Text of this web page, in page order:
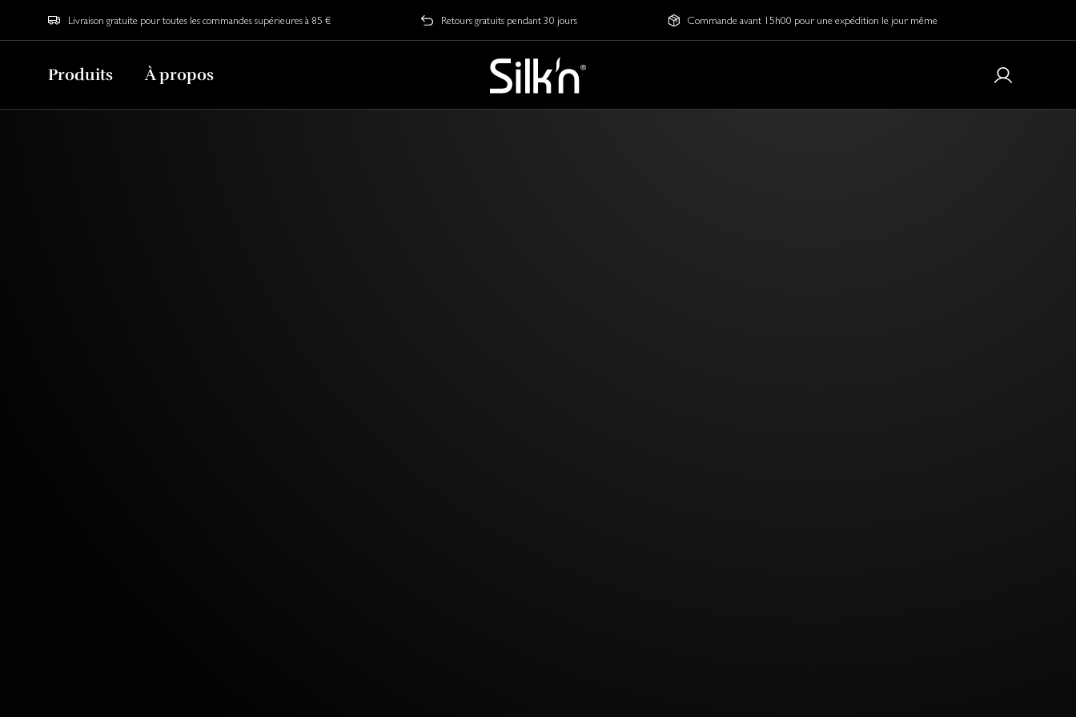
Livraison gratuite pour toutes les commandes supérieures à 85 € Retours gratuits pendant 30 jours Commande avant 15h00 pour une expédition le jour même
Produits À propos